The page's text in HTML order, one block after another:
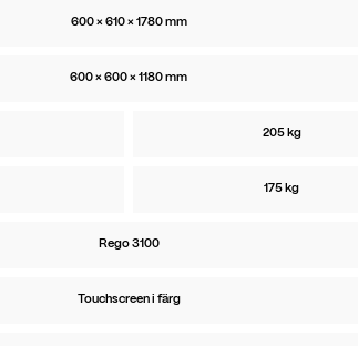
600 × 610 × 1780 mm
600 × 600 × 1180 mm
205 kg
175 kg
Rego 3100
Touchscreen i färg